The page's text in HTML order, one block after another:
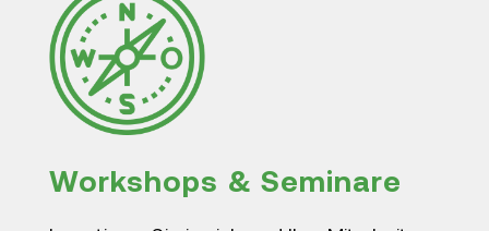
Workshops & Seminare